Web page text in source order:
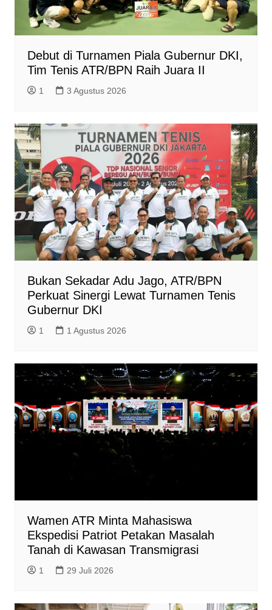
Debut di Turnamen Piala Gubernur DKI,
Tim Tenis ATR/BPN Raih Juara II
1 3 Agustus 2026
Bukan Sekadar Adu Jago, ATR/BPN
Perkuat Sinergi Lewat Turnamen Tenis
Gubernur DKI
1 1 Agustus 2026
Wamen ATR Minta Mahasiswa
Ekspedisi Patriot Petakan Masalah
Tanah di Kawasan Transmigrasi
1 29 Juli 2026